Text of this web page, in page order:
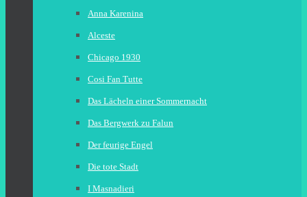
Anna Karenina
Alceste
Chicago 1930
Cosi Fan Tutte
Das Lächeln einer Sommernacht
Das Bergwerk zu Falun
Der feurige Engel
Die tote Stadt
I Masnadieri